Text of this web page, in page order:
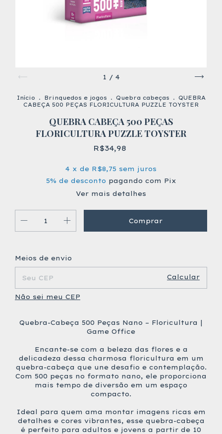
1 / 4
Início . Brinquedos e jogos . Quebra cabeças .
QUEBRA
CABEÇA 500 PEÇAS FLORICULTURA PUZZLE TOYSTER
QUEBRA CABEÇA 500 PEÇAS
FLORICULTURA PUZZLE TOYSTER
R$34,98
4 x de R$8,75 sem juros
5% de desconto pagando com Pix
Ver mais detalhes
Entregas para o CEP:
Meios de envio
Calcular
Não sei meu CEP
Quebra-Cabeça 500 Peças Nano – Floricultura |
Game Office
Encante-se com a beleza das flores e a
delicadeza dessa charmosa floricultura em um
quebra-cabeça que une desafio e contemplação.
Com 500 peças no formato nano, ele proporciona
mais tempo de diversão em um espaço
compacto.
Ideal para quem ama montar imagens ricas em
detalhes e cores vibrantes, esse quebra-cabeça
é perfeito para adultos e jovens a partir de 10